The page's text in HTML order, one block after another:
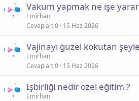
Vakum yapmak ne işe
Emirhan
Cevaplar 0 15 Haz 2026
Vajinayı güzel kokutan
Emirhan
Cevaplar 0 15 Haz 2026
Işbirliği nedir özel eğitim ?
Emirhan